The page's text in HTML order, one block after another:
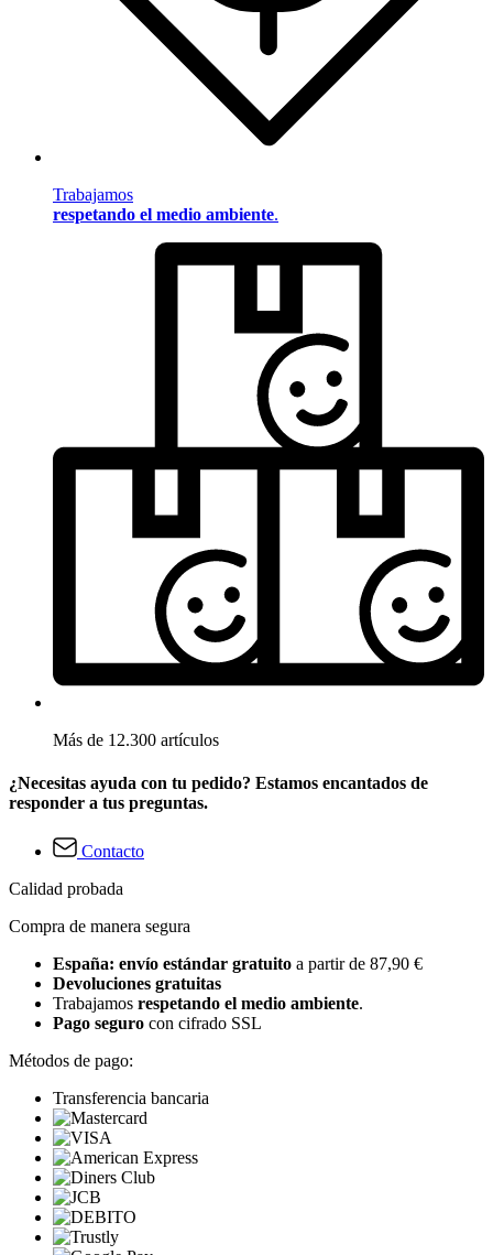
Trabajamos
respetando el medio ambiente.
Más de 12.300 artículos
¿Necesitas ayuda con tu pedido? Estamos encantados de
responder a tus preguntas.
Contacto
Calidad probada
Compra de manera segura
España: envío estándar gratuito a partir de 87,90 €
Devoluciones gratuitas
Trabajamos respetando el medio ambiente.
Pago seguro con cifrado SSL
Métodos de pago:
Transferencia bancaria